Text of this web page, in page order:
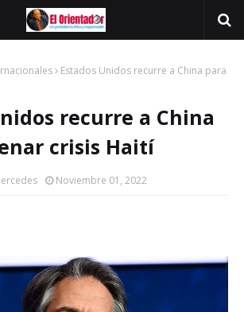
Estados Unidos recurre a China para
recurre a China
crisis Haití
Noviembre 01, 2022